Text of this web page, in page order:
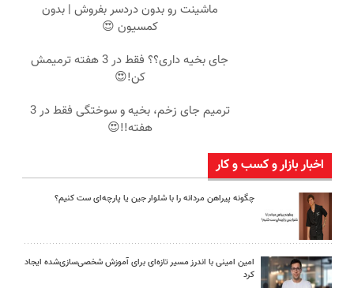
ماشینت رو بدون دردسر بفروش | بدون
کمسیون 😍
جای بخیه داری؟؟ فقط در 3 هفته ترمیمش
کن!😍
ترمیم جای زخم، بخیه و سوختگی فقط در 3
هفته!!😍
اخبار بازار و کسب و کار
چگونه پیراهن مردانه را با شلوار جین یا پارچه‌ای ست کنیم؟
امین امینی با اندرز مسیر تازه‌ای برای آموزش شخصی‌سازی‌شده ایجاد
کرد